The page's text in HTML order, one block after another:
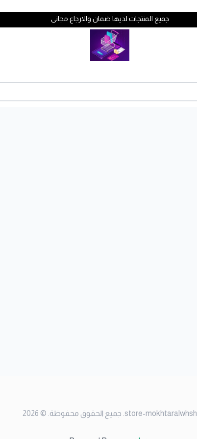
جميع المنتجات لديها ضمان والارجاع مجانى
store-mokhtaralwhsh جميع الحقوق محفوظة . ©
2026